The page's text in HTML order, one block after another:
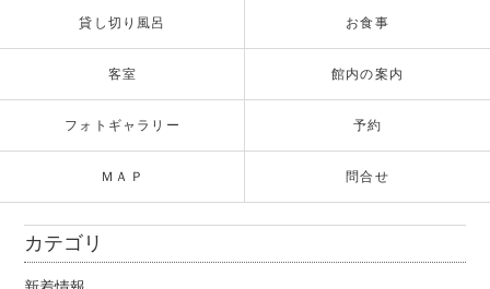
貸し切り風呂 お食事
客室 館内の案内
フォトギャラリー 予約
ＭＡＰ 問合せ
カテゴリ